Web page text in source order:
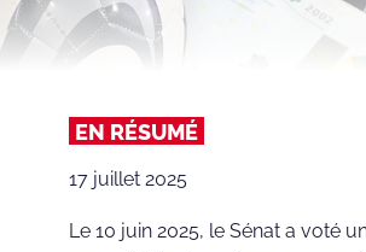
EN RÉSUMÉ
17 juillet 2025
Le 10 juin 2025, le Sénat a voté